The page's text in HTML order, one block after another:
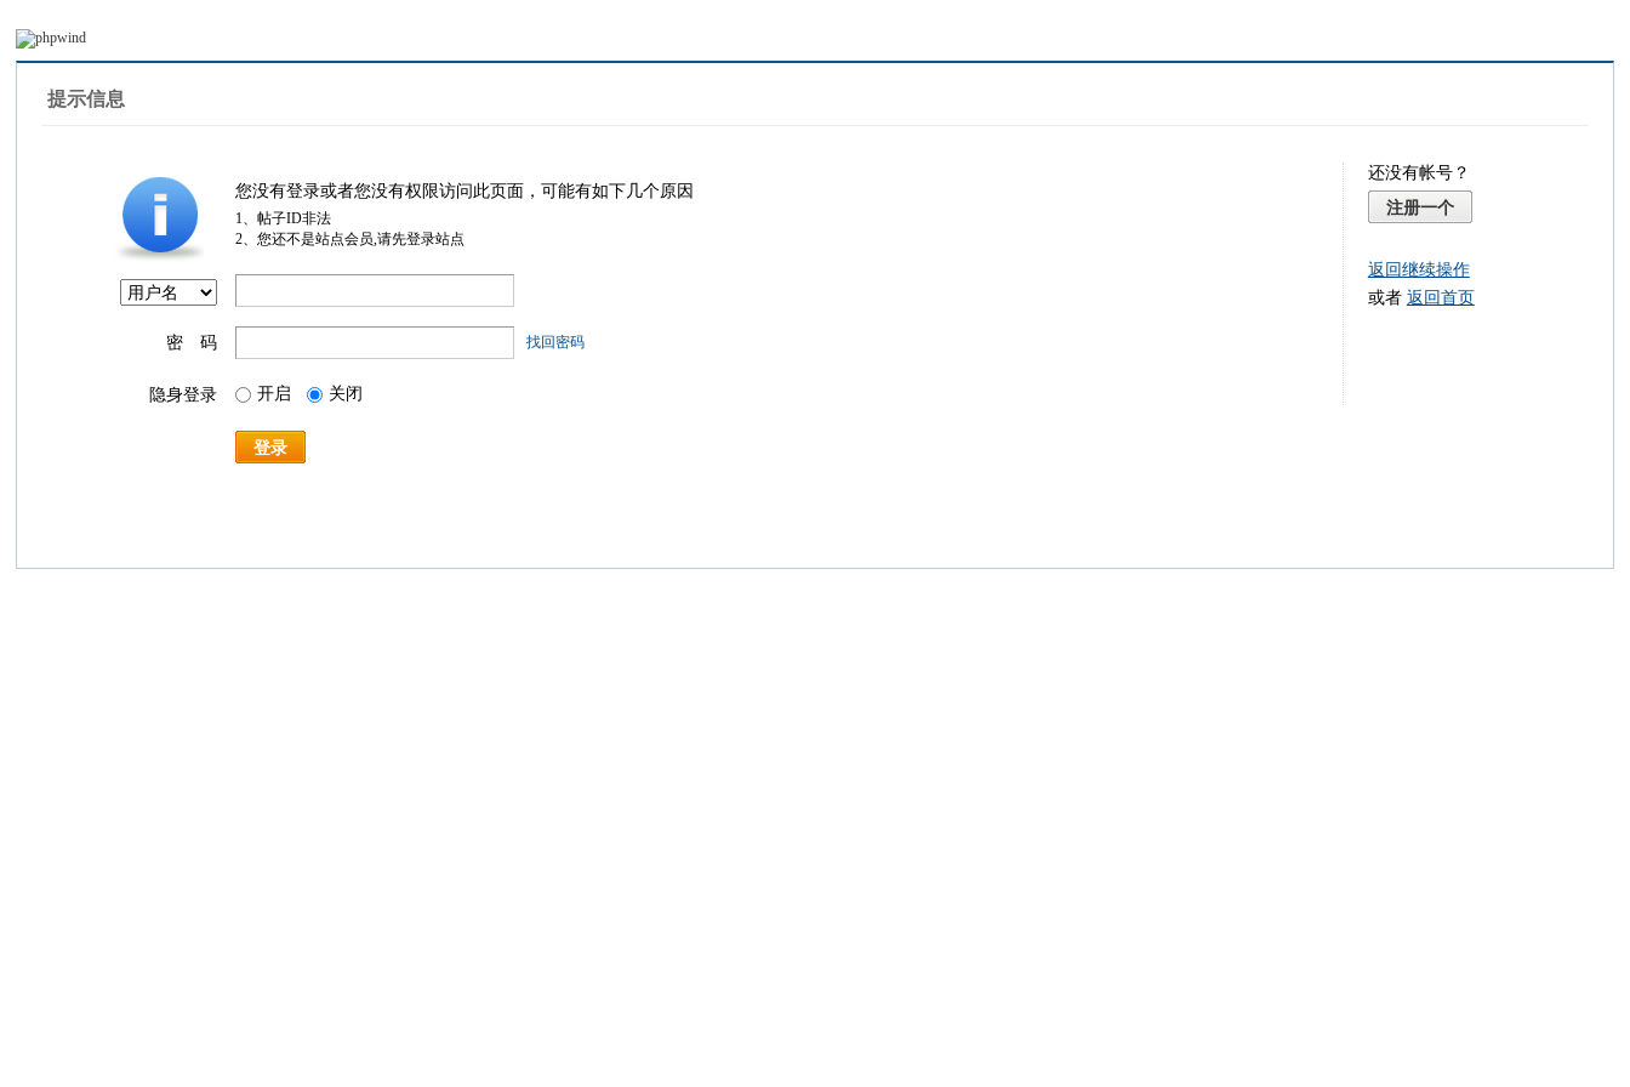
提示信息
您没有登录或者您没有权限访问此页面，可能有如下几个原因
1、帖子ID非法
2、您还不是站点会员,请先登录站点
密 码 找回密码
隐身登录 开启 关闭
登录
还没有帐号？
注册一个
返回继续操作
或者 返回首页